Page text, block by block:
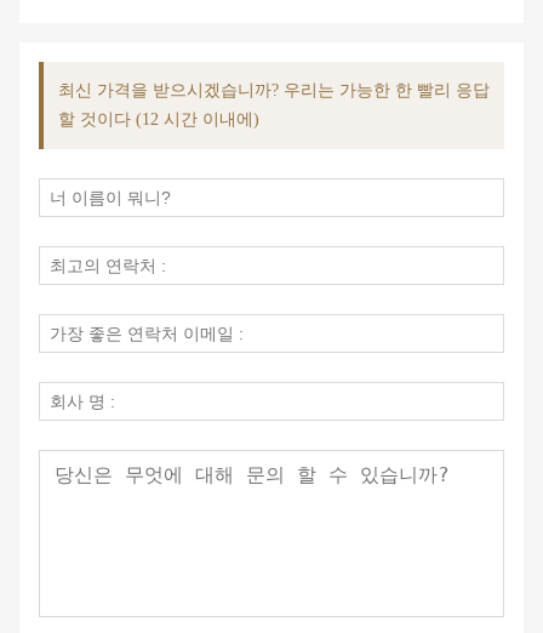
최신 가격을 받으시겠습니까? 우리는 가능한 한 빨리 응답
할 것이다 (12 시간 이내에)